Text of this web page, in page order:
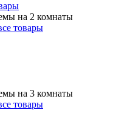
на 2 комнаты
товары
на 3 комнаты
товары